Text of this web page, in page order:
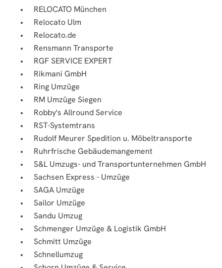
RELOCATO München
Relocato Ulm
Relocato.de
Rensmann Transporte
RGF SERVICE EXPERT
Rikmani GmbH
Ring Umzüge
RM Umzüge Siegen
Robby's Allround Service
RST-Systemtrans
Rudolf Meurer Spedition u. Möbeltransporte
Ruhrfrische Gebäudemangement
S&L Umzugs- und Transportunternehmen GmbH
Sachsen Express - Umzüge
SAGA Umzüge
Sailor Umzüge
Sandu Umzug
Schmenger Umzüge & Logistik GmbH
Schmitt Umzüge
Schnellumzug